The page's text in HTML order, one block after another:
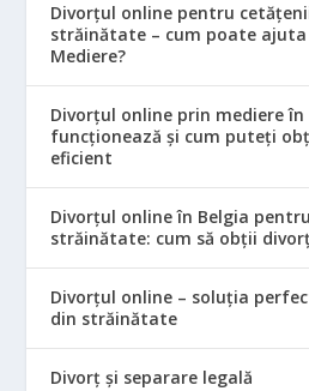
Divorțul online pentru
străinătate – cum poate ajuta
Mediere?
Divorțul online prin mediere în
funcționează și cum puteți
eficient
Divorțul online în Belgia
străinătate: cum să obții
Divorțul online – soluția
din străinătate
Divorț și separare legală